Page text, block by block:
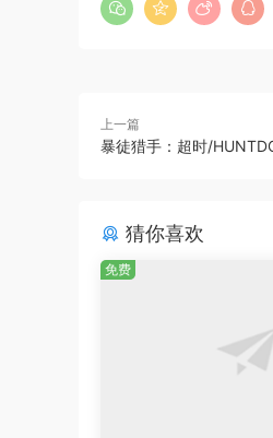
上一篇
暴徒猎手：超时/
猜你喜欢
免费